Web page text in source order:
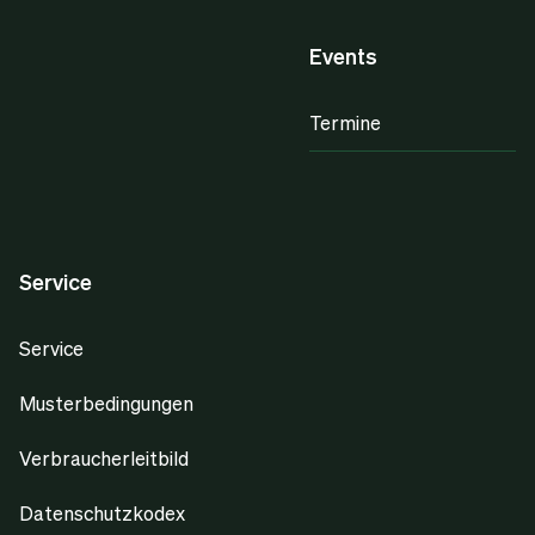
Events
Termine
Service
Service
Musterbedingungen
Verbraucherleitbild
Datenschutzkodex